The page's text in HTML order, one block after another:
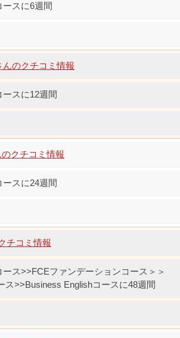
ースに6週間
んのクチコミ情報
スに12週間
クチコミ情報
スに24週間
チコミ情報
ス>>FCEファンデーションコース＞＞
ス>>Business Englishコースに48週間